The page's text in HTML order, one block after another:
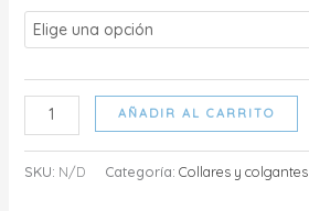
ORIANA
cantidad
AÑADIR AL CARRITO
SKU: N/D Categoría: Collares y colgantes